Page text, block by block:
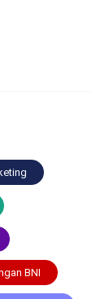
BNI